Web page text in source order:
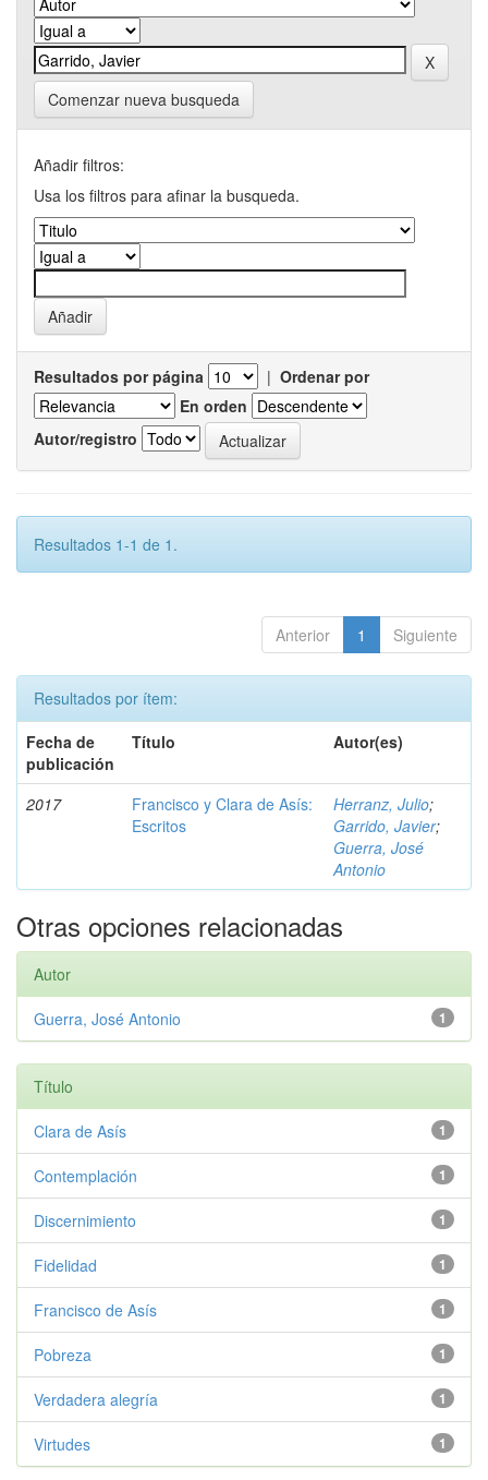
Comenzar nueva busqueda
Añadir filtros:
Usa los filtros para afinar la busqueda.
Resultados por página | Ordenar por
En orden
Autor/registro
Resultados 1-1 de 1.
Anterior 1 Siguiente
Resultados por ítem:
Fecha de
publicación
Título Autor(es)
2017
Francisco y Clara de Asís:
Escritos
Herranz, Julio;
Garrido, Javier;
Guerra, José
Antonio
Otras opciones relacionadas
Autor
1
Guerra, José Antonio
Título
1
Clara de Asís
1
Contemplación
1
Discernimiento
1
Fidelidad
1
Francisco de Asís
1
Pobreza
1
Verdadera alegría
1
Virtudes